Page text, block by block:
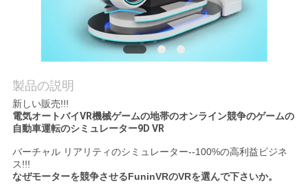
お
問
い
製品の説明
新しい販売!!!
電気オートバイVR機械ゲームの地帯のオンライン競争のゲームの
自動車運転のシミュレーター9D VR
バーチャル リアリティのシミュレーター--100%の高利益ビジネ
ス!!!
なぜモーターを競争させるFuninVRのVRを選んで下さいか。